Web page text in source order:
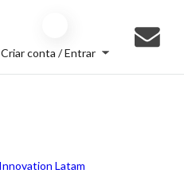
Criar conta / Entrar